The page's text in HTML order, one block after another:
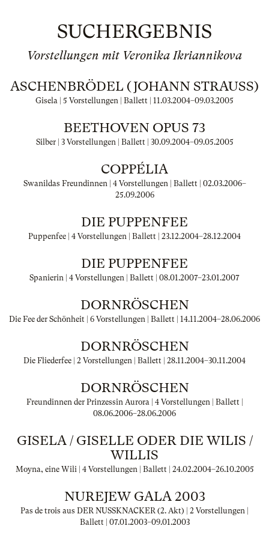
SUCHERGEBNIS
Vorstellungen mit Veronika Ikriannikova
ASCHENBRÖDEL (JOHANN STRAUSS)
Gisela | 5 Vorstellungen | Ballett | 11.03.2004–09.03.2005
BEETHOVEN OPUS 73
Silber | 3 Vorstellungen | Ballett | 30.09.2004–09.05.2005
COPPÉLIA
Swanildas Freundinnen | 4 Vorstellungen | Ballett | 02.03.2006–
25.09.2006
DIE PUPPENFEE
Puppenfee | 4 Vorstellungen | Ballett | 23.12.2004–28.12.2004
DIE PUPPENFEE
Spanierin | 4 Vorstellungen | Ballett | 08.01.2007–23.01.2007
DORNRÖSCHEN
Die Fee der Schönheit | 6 Vorstellungen | Ballett | 14.11.2004–28.06.2006
DORNRÖSCHEN
Die Fliederfee | 2 Vorstellungen | Ballett | 28.11.2004–30.11.2004
DORNRÖSCHEN
Freundinnen der Prinzessin Aurora | 4 Vorstellungen | Ballett |
08.06.2006–28.06.2006
GISELA / GISELLE ODER DIE WILIS /
WILLIS
Moyna, eine Wili | 4 Vorstellungen | Ballett | 24.02.2004–26.10.2005
NUREJEW GALA 2003
Pas de trois aus DER NUSSKNACKER (2. Akt) | 2 Vorstellungen |
Ballett | 07.01.2003–09.01.2003